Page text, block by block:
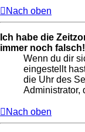
Nach oben
Ich habe die
immer noch falsch!
Wenn du dir
eingestellt
die Uhr des
Administrator,
Nach oben